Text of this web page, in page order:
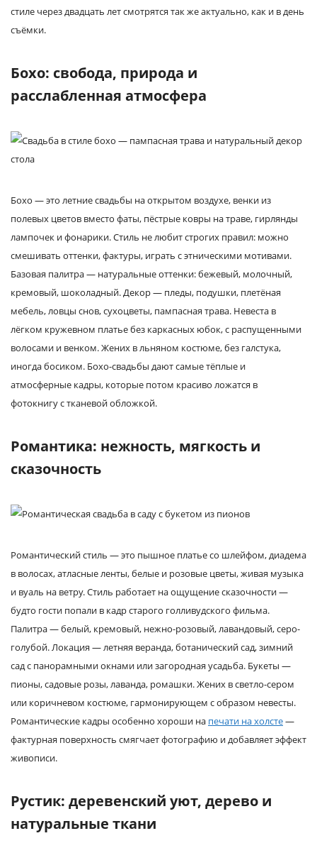
стиле через двадцать лет смотрятся так же актуально, как и в день
съёмки.
Бохо: свобода, природа и
расслабленная атмосфера
Бохо — это летние свадьбы на открытом воздухе, венки из
полевых цветов вместо фаты, пёстрые ковры на траве, гирлянды
лампочек и фонарики. Стиль не любит строгих правил: можно
смешивать оттенки, фактуры, играть с этническими мотивами.
Базовая палитра — натуральные оттенки: бежевый, молочный,
кремовый, шоколадный. Декор — пледы, подушки, плетёная
мебель, ловцы снов, сухоцветы, пампасная трава. Невеста в
лёгком кружевном платье без каркасных юбок, с распущенными
волосами и венком. Жених в льняном костюме, без галстука,
иногда босиком. Бохо-свадьбы дают самые тёплые и
атмосферные кадры, которые потом красиво ложатся в
фотокнигу с тканевой обложкой.
Романтика: нежность, мягкость и
сказочность
Романтический стиль — это пышное платье со шлейфом, диадема
в волосах, атласные ленты, белые и розовые цветы, живая музыка
и вуаль на ветру. Стиль работает на ощущение сказочности —
будто гости попали в кадр старого голливудского фильма.
Палитра — белый, кремовый, нежно-розовый, лавандовый, серо-
голубой. Локация — летняя веранда, ботанический сад, зимний
сад с панорамными окнами или загородная усадьба. Букеты —
пионы, садовые розы, лаванда, ромашки. Жених в светло-сером
или коричневом костюме, гармонирующем с образом невесты.
Романтические кадры особенно хороши на печати на холсте—
фактурная поверхность смягчает фотографию и добавляет эффект
живописи.
Рустик: деревенский уют, дерево и
натуральные ткани